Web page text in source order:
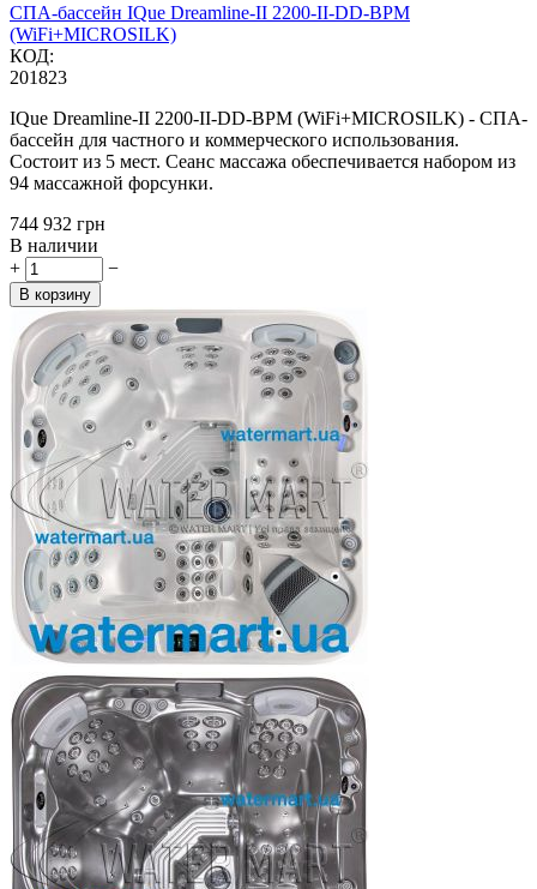
СПА-бассейн IQue Dreamline-II 2200-II-DD-BPM
(WiFi+MICROSILK)
КОД:
201823
IQue Dreamline-II 2200-II-DD-BPM (WiFi+MICROSILK) - СПА-
бассейн для частного и коммерческого использования.
Состоит из 5 мест. Сеанс массажа обеспечивается набором из
94 массажной форсунки.
‍744 932‍ грн
В наличии
+
−
В корзину